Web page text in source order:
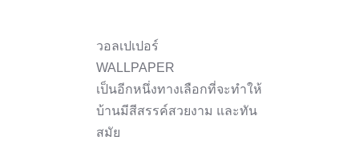
วอลเปเปอร์
WALLPAPER
เป็นอีกหนึ่งทางเลือกที่จะทำให้
บ้านมีสีสรรค์สวยงาม และทัน
สมัย